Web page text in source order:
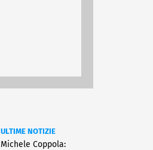
ULTIME NOTIZIE
Michele Coppola: